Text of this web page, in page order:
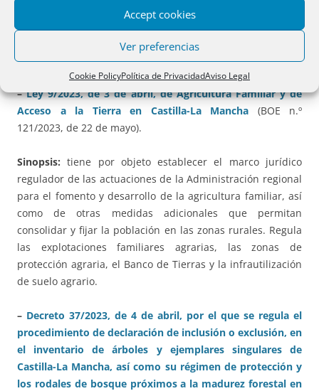
Accept cookies
Ver preferencias
Cookie PolicyPolítica de PrivacidadAviso Legal
parcelas forestales o de monte con superficies mayores,
serán divisibles siempre y cuando ninguna de las parcelas
que resulten de la división sea inferior a las diez hectáreas
(art. 24).
–Ley 9/2023, de 3 de abril, de Agricultura Familiar y de
Acceso a la Tierra en Castilla-La Mancha (BOE n.º
121/2023, de 22 de mayo).
Sinopsis: tiene por objeto establecer el marco jurídico
regulador de las actuaciones de la Administración regional
para el fomento y desarrollo de la agricultura familiar, así
como de otras medidas adicionales que permitan
consolidar y fijar la población en las zonas rurales. Regula
las explotaciones familiares agrarias, las zonas de
protección agraria, el Banco de Tierras y la infrautilización
de suelo agrario.
– Decreto 37/2023, de 4 de abril, por el que se regula el
procedimiento de declaración de inclusión o exclusión, en
el inventario de árboles y ejemplares singulares de
Castilla-La Mancha, así como su régimen de protección y
los rodales de bosque próximos a la madurez forestal en